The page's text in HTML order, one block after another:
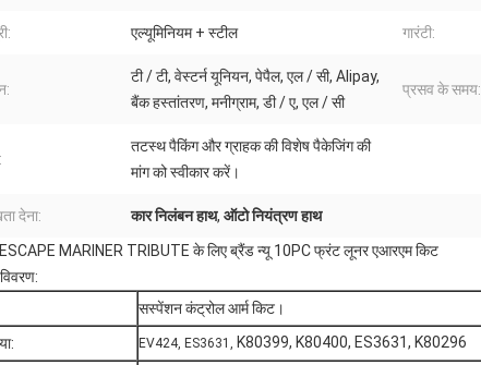
एल्यूमिनियम + स्टील गारंटी:
टी / टी, वेस्टर्न यूनियन, पेपैल, एल / सी, Alipay,
बैंक हस्तांतरण, मनीग्राम, डी / ए, एल / सी
प्रसव के समय:
तटस्थ पैकिंग और ग्राहक की विशेष पैकेजिंग की
मांग को स्वीकार करें।
देना: कार निलंबन हाथ, ऑटो नियंत्रण हाथ
MARINER TRIBUTE के लिए ब्रैंड न्यू 10PC फ्रंट लूनर एआरएम किट
सस्पेंशन कंट्रोल आर्म किट।
EV424, ES3631, K80399, K80400, ES3631, K80296